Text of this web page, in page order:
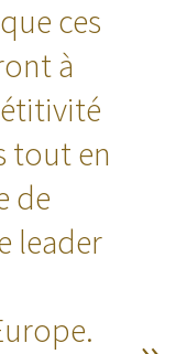
ces
à
tout en
de
leader